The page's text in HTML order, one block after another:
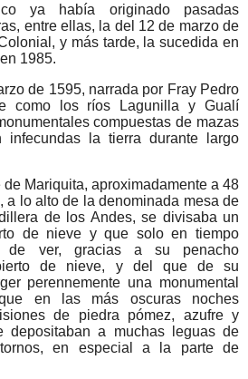
ya había originado pasadas
entre ellas, la del 12 de marzo de
y más tarde, la sucedida en
1985.
de 1595, narrada por Fray Pedro
como los ríos Lagunilla y Gualí
compuestas de mazas
infecundas la tierra durante largo
Mariquita, aproximadamente a 48
a lo alto de la denominada mesa de
de los Andes, se divisaba un
de nieve y que solo en tiempo
de ver, gracias a su penacho
de nieve, y del que de su
perennemente una monumental
en las más oscuras noches
de piedra pómez, azufre y
depositaban a muchas leguas de
en especial a la parte de